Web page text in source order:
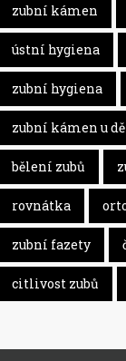
zubní kámen
ústní hygiena
zubní hygiena
zubní kámen u
bělení zubů
rovnátka
zubní fazety
citlivost zubů